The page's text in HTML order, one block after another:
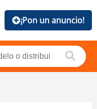
¡Pon un anuncio!